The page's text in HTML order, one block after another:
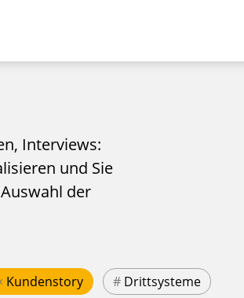
Interviews:
und Sie
der
Kundenstory # Drittsysteme